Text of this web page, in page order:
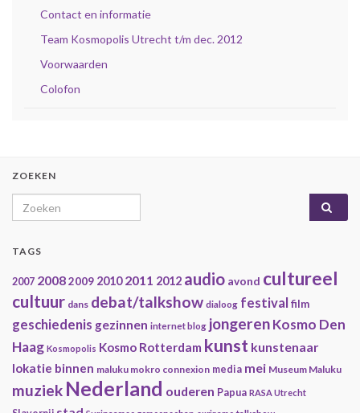
Contact en informatie
Team Kosmopolis Utrecht t/m dec. 2012
Voorwaarden
Colofon
ZOEKEN
Search for:
TAGS
2007 20082009 2010 2011 2012 audio avond cultureel
cultuur dans debat/talkshow dialoog festival film
geschiedenis gezinnen internet blog jongerenKosmo Den
Haag Kosmopolis Kosmo Rotterdam kunst kunstenaar
lokatie binnen maluku mokro connexion media mei Museum Maluku
muziek Nederland ouderen Papua RASA Utrecht